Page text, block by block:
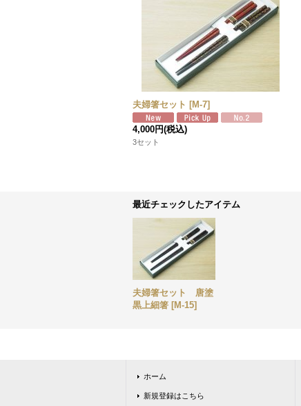
夫婦箸セット [M-7]
4,000円(税込)
3セット
最近チェックしたアイテム
夫婦箸セット 唐塗
黒上細箸 [M-15]
ホーム
新規登録はこちら